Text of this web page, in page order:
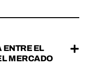
ENTRE EL
MERCADO